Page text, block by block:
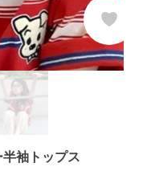
袖トップス